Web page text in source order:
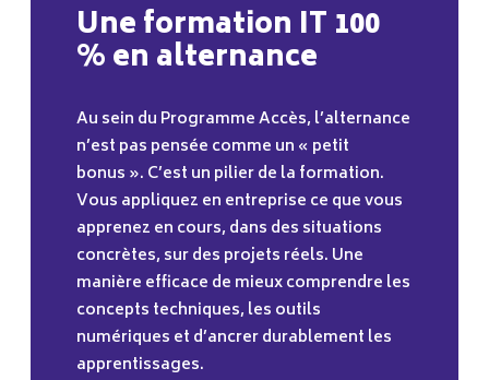
Une formation IT 100
% en alternance
Au sein du Programme Accès, l’alternance
n’est pas pensée comme un « petit
bonus ». C’est un pilier de la formation.
Vous appliquez en entreprise ce que vous
apprenez en cours, dans des situations
concrètes, sur des projets réels. Une
manière efficace de mieux comprendre les
concepts techniques, les outils
numériques et d’ancrer durablement les
apprentissages.